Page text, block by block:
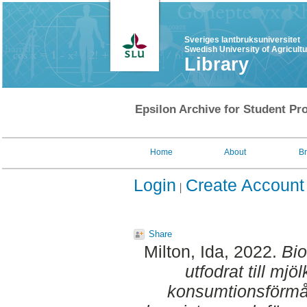
Sveriges lantbruksuniversitet
Swedish University of
Library
Epsilon Archive for Student
Home About
Login Create Account
Share
Milton, Ida, 2022.
utfodrat till